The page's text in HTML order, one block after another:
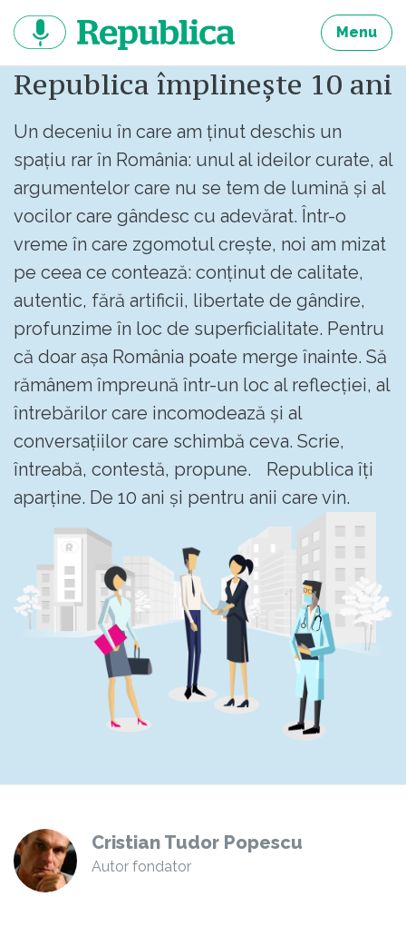
continut
Menu
Republica împlinește 10 ani
Un deceniu în care am ținut deschis un
spațiu rar în România: unul al ideilor curate, al
argumentelor care nu se tem de lumină și al
vocilor care gândesc cu adevărat. Într-o
vreme în care zgomotul crește, noi am mizat
pe ceea ce contează: conținut de calitate,
autentic, fără artificii, libertate de gândire,
profunzime în loc de superficialitate. Pentru
că doar așa România poate merge înainte. Să
rămânem împreună într-un loc al reflecției, al
întrebărilor care incomodează și al
conversațiilor care schimbă ceva. Scrie,
întreabă, contestă, propune. Republica îți
aparține. De 10 ani și pentru anii care vin.
Cristian Tudor Popescu
Autor fondator